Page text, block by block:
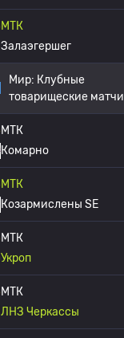
МТК
Залаэгершег
Мир: Клубные
товарищеские матчи
МТК
Комарно
МТК
Козармислены SE
МТК
Укроп
МТК
ЛНЗ Черкассы